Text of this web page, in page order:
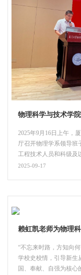
物理科学与技术学
2025年9月16日上午，
厅召开物理学系领导班
工程技术人员和科级及
记李书平主持。会上，
学物理科学与技术学院
2025-09-17
赖虹凯老师为物理
“不忘来时路，方知向
学校史校情，引导新生
国、奉献、自强为核心